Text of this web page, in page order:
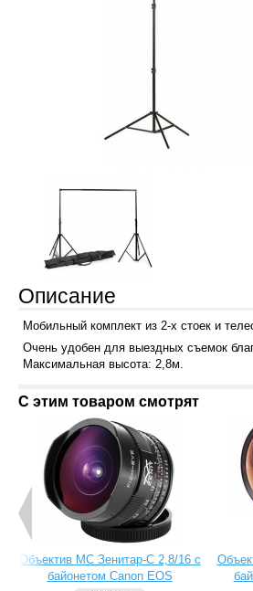
Описание
Мобильный комплект из 2-х стоек и
Очень удобен для выездных съемок
Максимальная высота: 2,8м.
С этим товаром смотрят
Объектив МС Зенитар-C 2,8/16 с
байонетом Canon EOS